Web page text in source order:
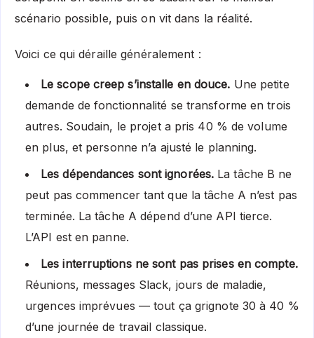
scénario possible, puis on vit dans la réalité.
Voici ce qui déraille généralement :
Le scope creep s’installe en douce. Une petite
demande de fonctionnalité se transforme en trois
autres. Soudain, le projet a pris 40 % de volume
en plus, et personne n’a ajusté le planning.
Les dépendances sont ignorées. La tâche B ne
peut pas commencer tant que la tâche A n’est pas
terminée. La tâche A dépend d’une API tierce.
L’API est en panne.
Les interruptions ne sont pas prises en compte.
Réunions, messages Slack, jours de maladie,
urgences imprévues — tout ça grignote 30 à 40 %
d’une journée de travail classique.